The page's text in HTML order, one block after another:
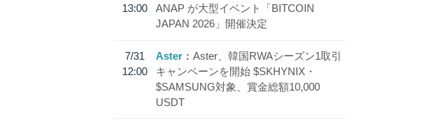
13:00
ANAP が大型イベント「BITCOIN
JAPAN 2026」開催決定
7/31
12:00
Aster
Aster、韓国RWAシーズン1取引
キャンペーンを開始 $SKHYNIX・
$SAMSUNG対象、賞金総額10,000
USDT